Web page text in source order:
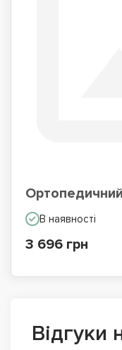
В наявності
3 696 грн
Відгуки